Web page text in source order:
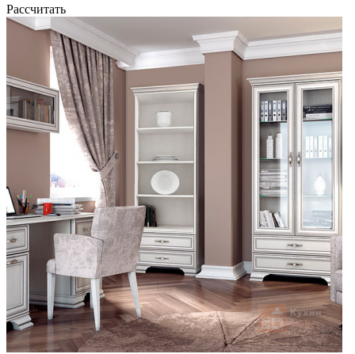
Рассчитать